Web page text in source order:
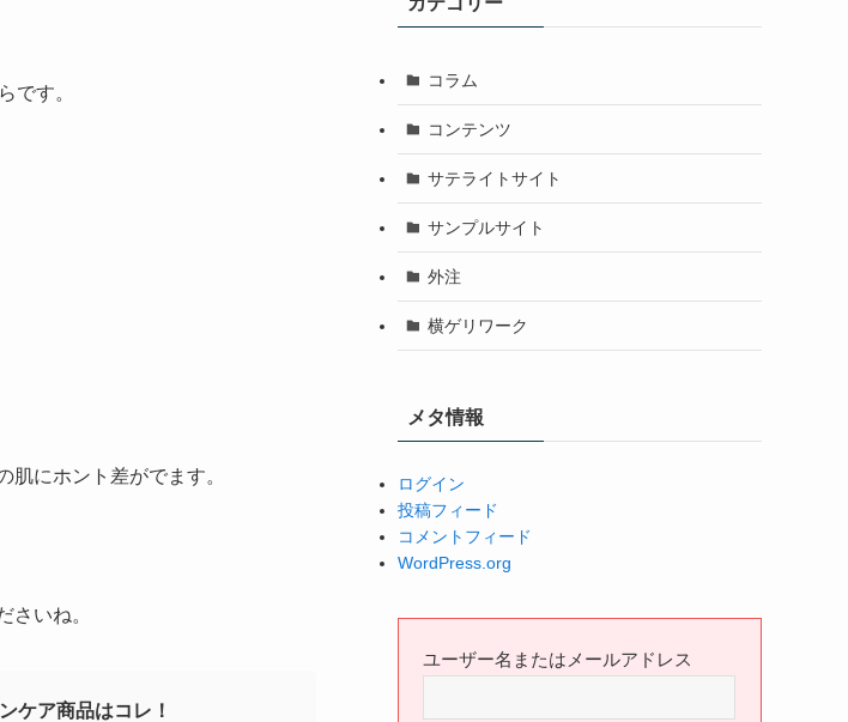
です。
にホント差がでます。
さいね。
ケア商品はコレ！
コラム
コンテンツ
サテライトサイト
サンプルサイト
外注
横ゲリワーク
メタ情報
ログイン
投稿フィード
コメントフィード
WordPress.org
ユーザー名またはメールアドレス